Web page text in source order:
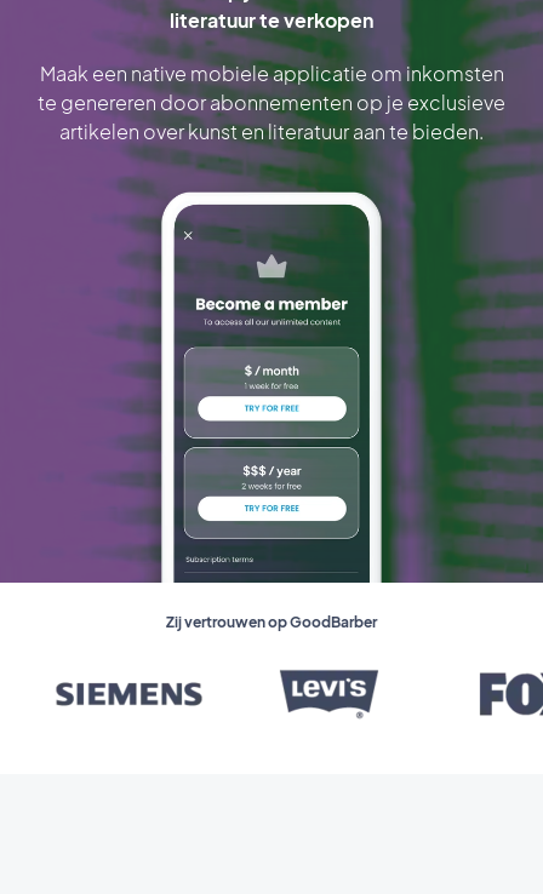
literatuur te verkopen
Maak een native mobiele applicatie om inkomsten
te genereren door abonnementen op je exclusieve
artikelen over kunst en literatuur aan te bieden.
Zij vertrouwen op GoodBarber